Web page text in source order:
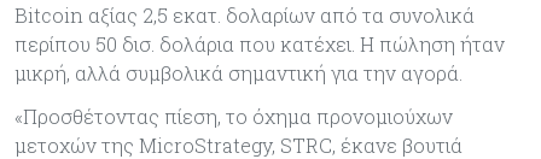
Bitcoin αξίας 2,5 εκατ. δολαρίων από τα συνολικά
περίπου 50 δισ. δολάρια που κατέχει. Η πώληση ήταν
μικρή, αλλά συμβολικά σημαντική για την αγορά.
«Προσθέτοντας πίεση, το όχημα προνομιούχων
μετοχών της MicroStrategy, STRC, έκανε βουτιά